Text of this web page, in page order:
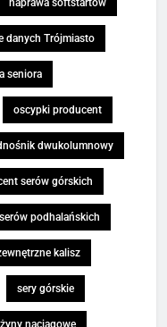
naprawa softstartów
danych Trójmiasto
seniora
oscypki producent
dwukolumnowy
serów górskich
podhalańskich
kalisz
sery górskie
naciągowe